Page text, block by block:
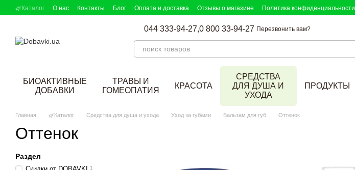
Перейти к основному контенту
🌿Каталог О нас Контакты Блог Оплата и доставка Отзывы о магазине Политика конфиденциальности
044 333-94-27,0 800 33-94-27 Перезвонить вам?
БИОАКТИВНЫЕ
ДОБАВКИ
ТРАВЫ И
ГОМЕОПАТИЯ
КРАСОТА
СРЕДСТВА
ДЛЯ ДУША И
УХОДА
ПРОДУКТЫ
Главная 🌿Каталог Средства для душа и ухода Уход за губами Бальзам для губ Оттенок
Оттенок
Раздел
1